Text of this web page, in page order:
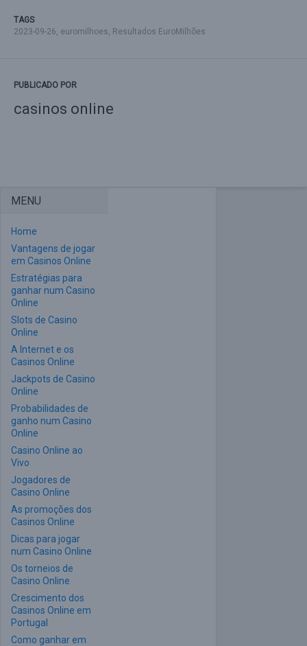
TAGS
2023-09-26, euromilhoes, Resultados EuroMilhões
PUBLICADO POR
casinos online
MENU
Home
Vantagens de jogar
em Casinos Online
Estratégias para
ganhar num Casino
Online
Slots de Casino
Online
A Internet e os
Casinos Online
Jackpots de Casino
Online
Probabilidades de
ganho num Casino
Online
Casino Online ao
Vivo
Jogadores de
Casino Online
As promoções dos
Casinos Online
Dicas para jogar
num Casino Online
Os torneios de
Casino Online
Crescimento dos
Casinos Online em
Portugal
Como ganhar em